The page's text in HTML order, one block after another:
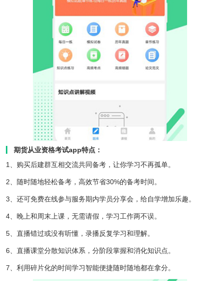
期货从业资格考试app特点：
1、购买后建群互相交流共同备考，让你学习不再孤单。
2、随时随地轻松备考，高效节省30%的备考时间。
3、还可免费在线参与服务期内学员分享会，给自学增加乐趣。
4、晚上和周末上课，无需请假，学习工作两不误。
5、直播错过或没有听懂，录播反复学习和理解。
6、直播课堂分散知识体系，分阶段掌握和消化知识点。
7、利用碎片化的时间学习智能便捷随时随地都在拿分。